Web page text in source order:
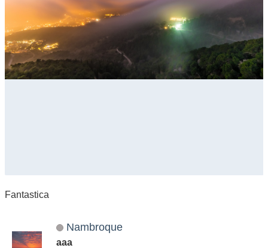
Fantastica
Nambroque
aaa